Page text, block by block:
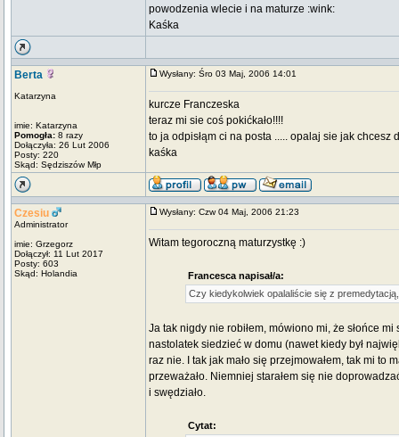
powodzenia wlecie i na maturze :wink:
Kaśka
Berta
Katarzyna
imie: Katarzyna
Pomogła: 8 razy
Dołączyła: 26 Lut 2006
Posty: 220
Skąd: Sędziszów Młp
Wysłany: Śro 03 Maj, 2006 14:01
kurcze Franczeska
teraz mi sie coś pokićkało!!!!
to ja odpisłąm ci na posta ..... opalaj sie jak chcesz
kaśka
Czesiu
Administrator
imie: Grzegorz
Dołączył: 11 Lut 2017
Posty: 603
Skąd: Holandia
Wysłany: Czw 04 Maj, 2006 21:23
Witam tegoroczną maturzystkę :)
Francesca napisał/a:
Czy kiedykolwiek opalaliście się z
Ja tak nigdy nie robiłem, mówiono mi, że słońce
nastolatek siedzieć w domu (nawet kiedy był
raz nie. I tak jak mało się przejmowałem, tak mi to
przeważało. Niemniej starałem się nie
i swędziało.
Cytat: